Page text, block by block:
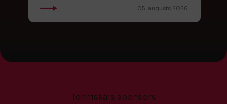
05. augusts 2026.
Tehniskais sponsors